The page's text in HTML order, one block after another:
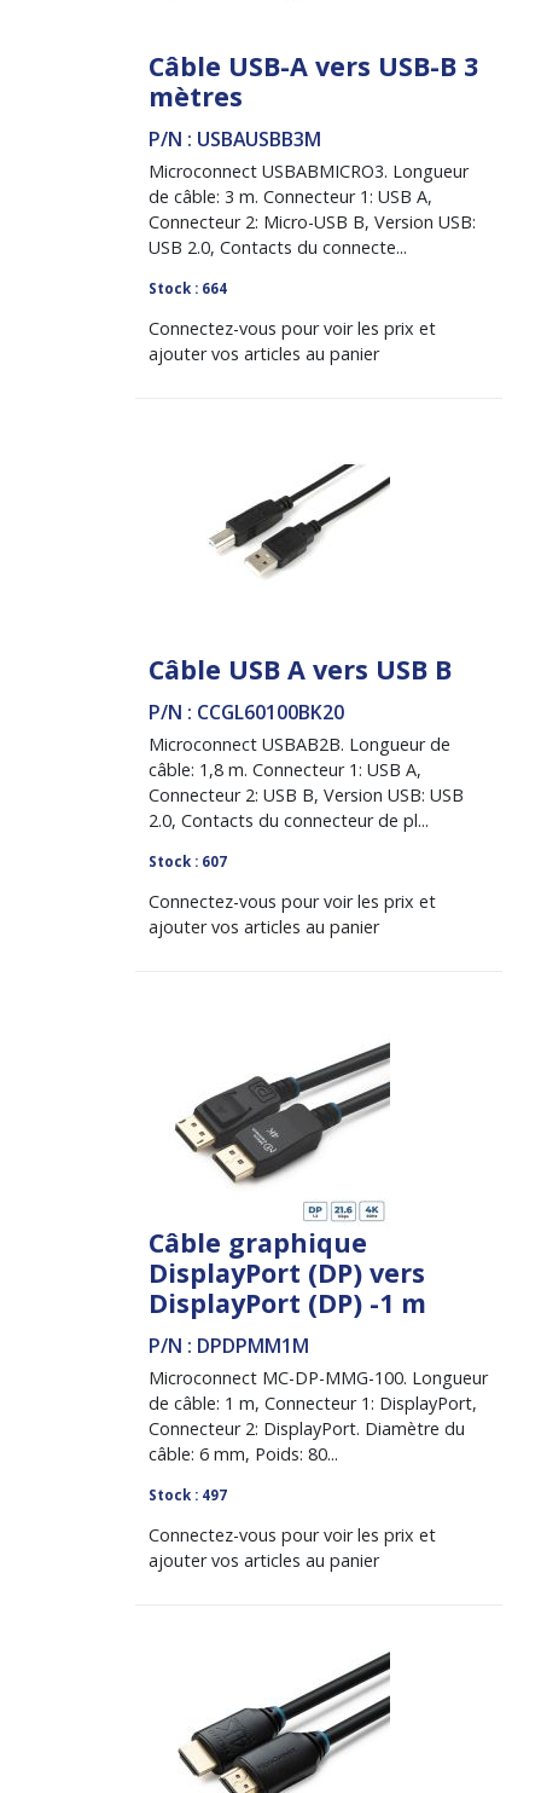
Câble USB-A vers USB-B 3
mètres
P/N : USBAUSBB3M
Microconnect USBABMICRO3. Longueur
de câble: 3 m. Connecteur 1: USB A,
Connecteur 2: Micro-USB B, Version USB:
USB 2.0, Contacts du connecte...
Stock : 664
Connectez-vous pour voir les prix et
ajouter vos articles au panier
Câble USB A vers USB B
P/N : CCGL60100BK20
Microconnect USBAB2B. Longueur de
câble: 1,8 m. Connecteur 1: USB A,
Connecteur 2: USB B, Version USB: USB
2.0, Contacts du connecteur de pl...
Stock : 607
Connectez-vous pour voir les prix et
ajouter vos articles au panier
Câble graphique
DisplayPort (DP) vers
DisplayPort (DP) -1 m
P/N : DPDPMM1M
Microconnect MC-DP-MMG-100. Longueur
de câble: 1 m, Connecteur 1: DisplayPort,
Connecteur 2: DisplayPort. Diamètre du
câble: 6 mm, Poids: 80...
Stock : 497
Connectez-vous pour voir les prix et
ajouter vos articles au panier